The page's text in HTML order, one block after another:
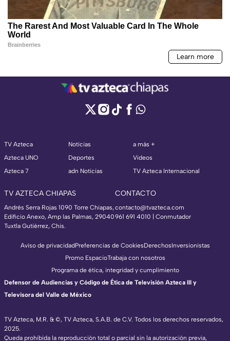
TV Azteca
Azteca UNO
Azteca 7
Noticias
Deportes
adn Noticias
a más +
Videos
TV Azteca Internacional
TV AZTECA CHIAPAS
Andrés Serra Rojas 1090 Torre Chiapas,
Edificio Anexo, Amp las Palmas, 29040
Tuxtla Gutiérrez, Chis.
CONTACTO
contacto@tvazteca.com
961 691 4010 | Conmutador
TV Azteca, M.R. & ©, TV Azteca, S.A.B. de C.V. Todos los derechos reservados,
2025.
Queda prohibida la reproducción total o parcial sin la autorización previa,
Aviso de privacidadPreferencias de CookiesDerechosInversionistas
Promo EspacioTrabaja con nosotros
Programa de ética, integridad y cumplimiento
Defensor de Audiencias y Código de Ética de Televisión Azteca III y
Televisora del Valle de México